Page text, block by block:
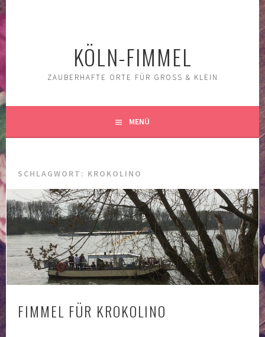
zum
Inhalt
KÖLN-FIMMEL
ZAUBERHAFTE ORTE FÜR GROSS & KLEIN
MENÜ
SCHLAGWORT: KROKOLINO
FIMMEL FÜR KROKOLINO